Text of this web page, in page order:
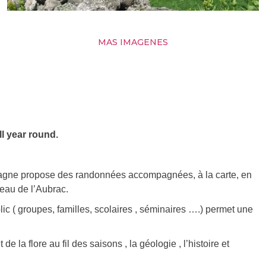
MAS IMAGENES
year round.
propose des randonnées accompagnées, à la carte, en
de l’Aubrac.
( groupes, familles, scolaires , séminaires ….) permet une
la flore au fil des saisons , la géologie , l’histoire et